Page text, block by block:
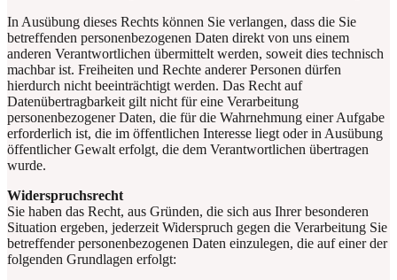
In Ausübung dieses Rechts können Sie verlangen, dass die Sie
betreffenden personenbezogenen Daten direkt von uns einem
anderen Verantwortlichen übermittelt werden, soweit dies technisch
machbar ist. Freiheiten und Rechte anderer Personen dürfen
hierdurch nicht beeinträchtigt werden. Das Recht auf
Datenübertragbarkeit gilt nicht für eine Verarbeitung
personenbezogener Daten, die für die Wahrnehmung einer Aufgabe
erforderlich ist, die im öffentlichen Interesse liegt oder in Ausübung
öffentlicher Gewalt erfolgt, die dem Verantwortlichen übertragen
wurde.
Widerspruchsrecht
Sie haben das Recht, aus Gründen, die sich aus Ihrer besonderen
Situation ergeben, jederzeit Widerspruch gegen die Verarbeitung Sie
betreffender personenbezogenen Daten einzulegen, die auf einer der
folgenden Grundlagen erfolgt: